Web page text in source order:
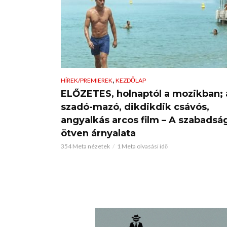
HÍREK/PREMIEREK KEZDŐLAP
ELŐZETES, holnaptól a mozikban;
szadó-mazó, dikdikdik csávós,
angyalkás arcos film – A
ötven árnyalata
354 Meta nézetek 1 Meta olvasási idő